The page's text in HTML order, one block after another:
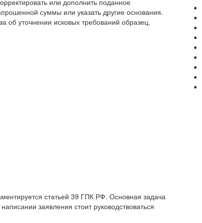
или дополнить поданное
суммы или указать другие основания.
об уточнении исковых требований образец.
статьей 39 ГПК РФ. Основная задача
заявления стоит руководствоваться